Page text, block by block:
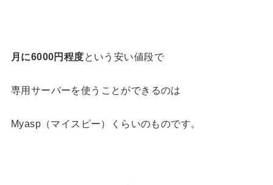
月に6000円程度 という安い値段で
専用サーバーを使うことができるのは
Myasp（マイスピー）くらいのものです。